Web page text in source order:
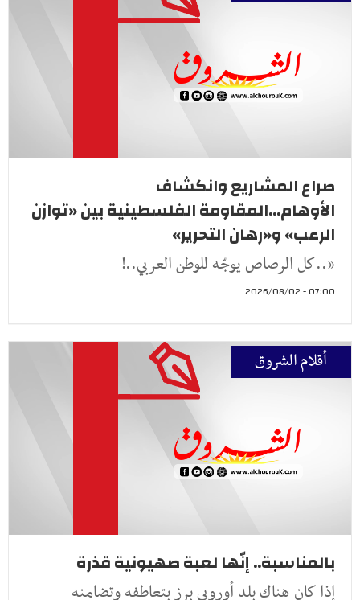
صراع المشاريع وانكشاف
الأوهام...المقاومة الفلسطينية بين «توازن
الرعب» و«رهان التحرير»
«..كل الرصاص يوجّه للوطن العربي..!
07:00 - 2026/08/02
أقلام الشروق
بالمناسبة.. إنّها لعبة صهيونية قذرة
إذا كان هناك بلد أوروبي برز بتعاطفه وتضامنه